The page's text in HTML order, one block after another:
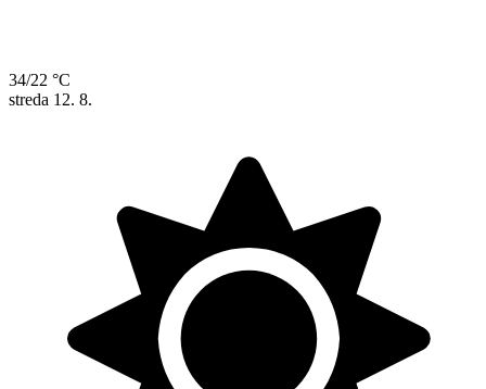
34/22 °C
streda 12. 8.